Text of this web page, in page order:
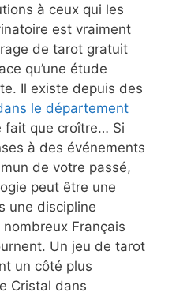
à ceux qui les
est vraiment
de tarot gratuit
qu’une étude
Il existe depuis des
le département
fait que croître… Si
à des événements
de votre passé,
peut être une
une discipline
Français
Un jeu de tarot
un côté plus
Cristal dans